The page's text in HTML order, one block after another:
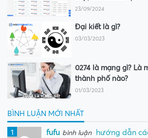
23/09/2024
Đại kiết là gì?
03/03/2023
0274 là mạng gì? Là
thành phố nào?
01/03/2023
BÌNH LUẬN MỚI NHẤT
1 fufu bình luận
hướng dẫn